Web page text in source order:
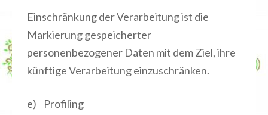
Einschränkung der Verarbeitung ist die
Markierung gespeicherter
personenbezogener Daten mit dem Ziel, ihre
künftige Verarbeitung einzuschränken.
e) Profiling